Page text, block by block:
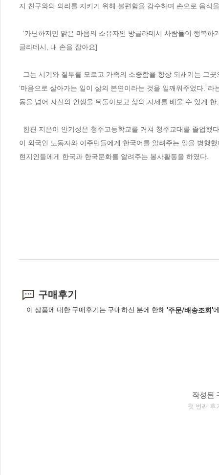
지 친구와의 의리를 지키기 위해 불편함을 감수하며 손으로 음
글라데시, 내 손을 잡아요]
‘마음으로 살아가는 일이 삶의 본연이라는 것을 일깨워주었다.”
동을 넘어 자신의 인생을 뒤돌아보고 삶의 자세를 배울 수 있게
이 외국인 노동자와 이주민들에게 한국어를 알려주는 일을 병행
현지인들에게 한국과 한국문화를 알려주는 봉사활동을 하였다.
구매후기
이 상품에 대한 구매후기는 구매하신 분에 한해 '주문/배송조회'
작성된
첫 번째 후